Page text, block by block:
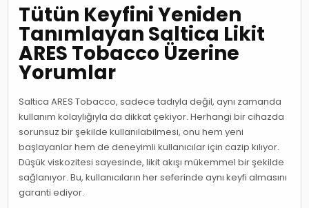
Tütün Keyfini Yeniden
Tanımlayan Saltica Likit
ARES Tobacco Üzerine
Yorumlar
Saltica ARES Tobacco, sadece tadıyla değil, aynı zamanda
kullanım kolaylığıyla da dikkat çekiyor. Herhangi bir cihazda
sorunsuz bir şekilde kullanılabilmesi, onu hem yeni
başlayanlar hem de deneyimli kullanıcılar için cazip kılıyor.
Düşük viskozitesi sayesinde, likit akışı mükemmel bir şekilde
sağlanıyor. Bu, kullanıcıların her seferinde aynı keyfi almasını
garanti ediyor.